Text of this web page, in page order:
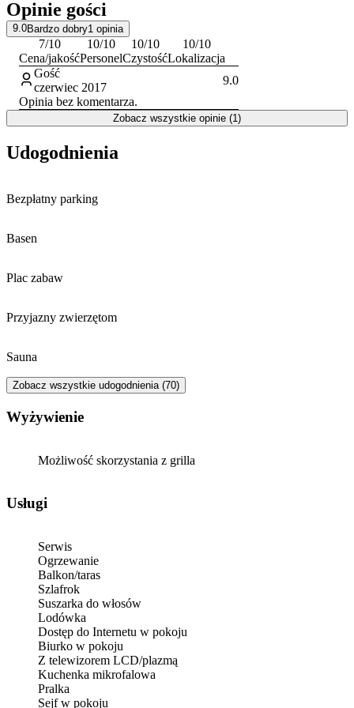
Opinie gości
9.0Bardzo dobry1 opinia
7/10
Cena/jakość
10/10
Personel
10/10
Czystość
10/10
Lokalizacja
Gość
czerwiec 2017
9.0
Opinia bez komentarza.
Zobacz wszystkie opinie (1)
Udogodnienia
Bezpłatny parking
Basen
Plac zabaw
Przyjazny zwierzętom
Sauna
Zobacz wszystkie udogodnienia (70)
Wyżywienie
Możliwość skorzystania z grilla
Usługi
Serwis
Ogrzewanie
Balkon/taras
Szlafrok
Suszarka do włosów
Lodówka
Dostęp do Internetu w pokoju
Biurko w pokoju
Z telewizorem LCD/plazmą
Kuchenka mikrofalowa
Pralka
Sejf w pokoju